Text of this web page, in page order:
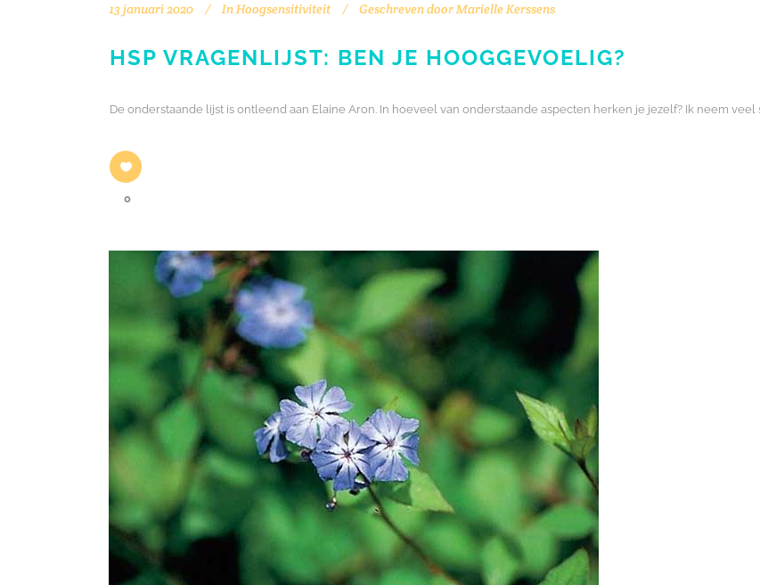
13 januari 2020 InHoogsensitiviteit Geschreven doorMarielle Kerssens
HSP VRAGENLIJST: BEN JE HOOGGEVOELIG?
De onderstaande lijst is ontleend aan Elaine Aron. In hoeveel van onderstaande aspecten herken je jezelf? Ik neem veel
0